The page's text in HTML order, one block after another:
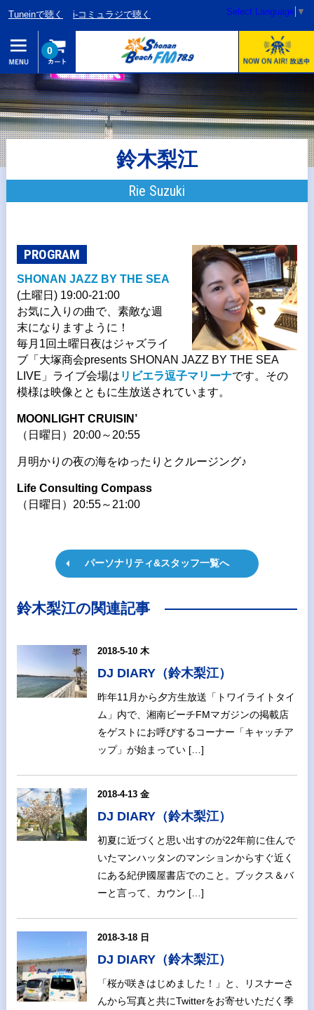
Tuneinで聴く i-コミュラジで聴く Select Language ▼
0
鈴木梨江
Rie Suzuki
PROGRAM
SHONAN JAZZ BY THE SEA
(土曜日) 19:00-21:00
お気に入りの曲で、素敵な週
末になりますように！
毎月1回土曜日夜はジャズライ
ブ「大塚商会presents SHONAN JAZZ BY THE SEA
LIVE」ライブ会場は リビエラ逗子マリーナです。その
模様は映像とともに生放送されています。
MOONLIGHT CRUISIN’
（日曜日）20:00～20:55
月明かりの夜の海をゆったりとクルージング♪
Life Consulting Compass
（日曜日）20:55～21:00
パーソナリティ&スタッフ一覧へ
鈴木梨江の関連記事
2018-5-10 木
DJ DIARY（鈴木梨江）
昨年11月から夕方生放送「トワイライトタイ
ム」内で、湘南ビーチFMマガジンの掲載店
をゲストにお呼びするコーナー「キャッチア
ップ」が始まってい […]
2018-4-13 金
DJ DIARY（鈴木梨江）
初夏に近づくと思い出すのが22年前に住んで
いたマンハッタンのマンションからすぐ近く
にある紀伊國屋書店でのこと。ブックス＆バ
ーと言って、カウン […]
2018-3-18 日
DJ DIARY（鈴木梨江）
「桜が咲きはじめました！」と、リスナーさ
んから写真と共にTwitterをお寄せいただく季